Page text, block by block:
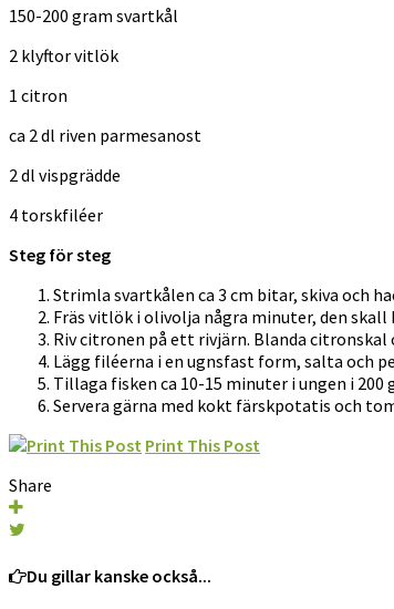
150-200 gram svartkål
2 klyftor vitlök
1 citron
ca 2 dl riven parmesanost
2 dl vispgrädde
4 torskfiléer
Steg för steg
Strimla svartkålen ca 3 cm bitar, skiva och
Fräs vitlök i olivolja några minuter, den
Riv citronen på ett rivjärn. Blanda citronskal
Lägg filéerna i en ugnsfast form, salta och
Tillaga fisken ca 10-15 minuter i ungen i
Servera gärna med kokt färskpotatis och
Print This Post
Share
Du gillar kanske också...